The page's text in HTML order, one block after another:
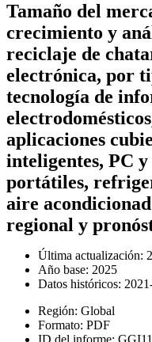
Tamaño del
crecimiento y
reciclaje de
electrónica, por
tecnología de
aplicaciones
inteligentes, PC
portátiles,
aire
regional y
Última actualización:
Año base: 2025
Datos históricos:
Región: Global
Formato: PDF